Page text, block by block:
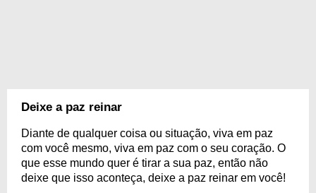
Deixe a paz reinar
Diante de qualquer coisa ou situação, viva em paz
com você mesmo, viva em paz com o seu coração. O
que esse mundo quer é tirar a sua paz, então não
deixe que isso aconteça, deixe a paz reinar em você!